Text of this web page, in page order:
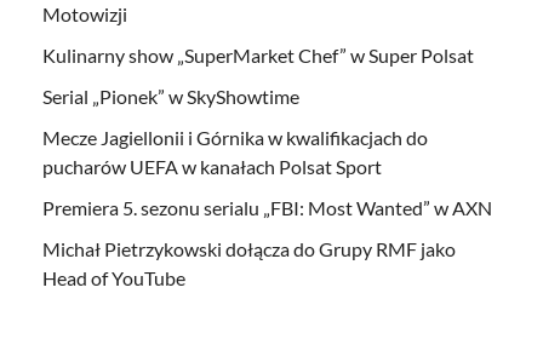
Motowizji
Kulinarny show „SuperMarket Chef” w Super Polsat
Serial „Pionek” w SkyShowtime
Mecze Jagiellonii i Górnika w kwalifikacjach do
pucharów UEFA w kanałach Polsat Sport
Premiera 5. sezonu serialu „FBI: Most Wanted” w AXN
Michał Pietrzykowski dołącza do Grupy RMF jako
Head of YouTube